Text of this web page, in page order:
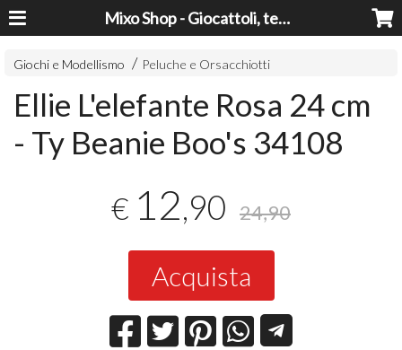
Mixo Shop - Giocattoli, tecnologia, casa e giardino a prezzi super!
Giochi e Modellismo Peluche e Orsacchiotti
Ellie L'elefante Rosa 24 cm
- Ty Beanie Boo's 34108
€ 12,90 24,90
Acquista